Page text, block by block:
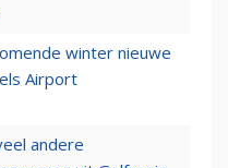
winter nieuwe
Airport
andere